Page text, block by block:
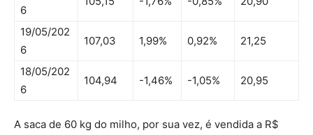
6
19/05/202
6
107,03 1,99% 0,92% 21,25
18/05/202
6
104,94 -1,46% -1,05% 20,95
A saca de 60 kg do milho, por sua vez, é vendida a R$